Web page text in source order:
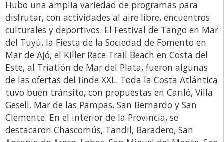
Hubo una amplia variedad de programas para
disfrutar, con actividades al aire libre, encuentros
culturales y deportivos. El Festival de Tango en Mar
del Tuyú, la Fiesta de la Sociedad de Fomento en
Mar de Ajó, el Killer Race Trail Beach en Costa del
Este, al Triatlón de Mar del Plata, fueron algunas
de las ofertas del finde XXL. Toda la Costa Atlántica
tuvo buen tránsito, con propuestas en Cariló, Villa
Gesell, Mar de las Pampas, San Bernardo y San
Clemente. En el interior de la Provincia, se
destacaron Chascomús, Tandil, Baradero, San